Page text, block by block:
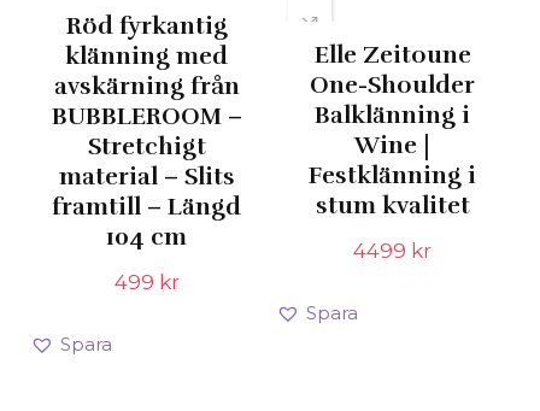
Röd fyrkantig
klänning med
avskärning från
BUBBLEROOM –
Stretchigt
material – Slits
framtill – Längd
104 cm
499 kr
Spara
Elle Zeitoune
One-Shoulder
Balklänning i
Wine |
Festklänning i
stum kvalitet
4499 kr
Spara